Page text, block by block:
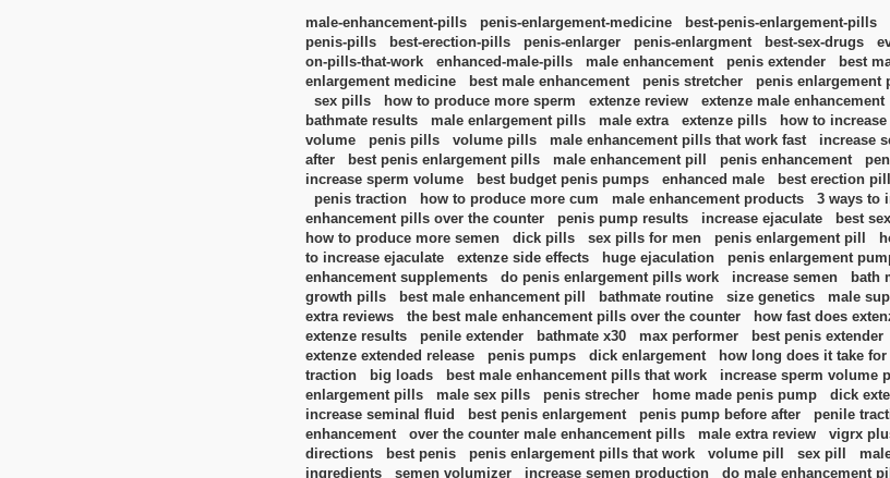
male-enhancement-pills penis-enlargement-medicine best-penis-enlargement-pills
penis-pills
best-erection-pills penis-enlarger penis-enlargment best-sex-drugs
on-pills-that-work
enhanced-male-pills male enhancement penis extender best
enlargement medicine
best male enhancement penis stretcher penis enlargement
sex pills
how to produce more sperm extenze review extenze male enhancement
bathmate results
male enlargement pills male extra extenze pills how to
volume
penis pills volume pills male enhancement pills that work fast increase
after
best penis enlargement pills male enhancement pill penis enhancement
increase sperm volume
best budget penis pumps enhanced male best erection
penis traction
how to produce more cum male enhancement products 3 ways to
enhancement pills over the counter
penis pump results increase ejaculate best
how to produce more semen
dick pills sex pills for men penis enlargement pill
to increase ejaculate
extenze side effects huge ejaculation penis enlargement
enhancement supplements
do penis enlargement pills work increase semen bath
growth pills
best male enhancement pill bathmate routine size genetics male
extra reviews
the best male enhancement pills over the counter how fast does
extenze results
penile extender bathmate x30 max performer best penis extender
extenze extended release
penis pumps dick enlargement how long does it take
traction
big loads best male enhancement pills that work increase sperm volume
enlargement pills
male sex pills penis strecher home made penis pump dick
increase seminal fluid
best penis enlargement penis pump before after penile
enhancement
over the counter male enhancement pills male extra review vigrx
directions
best penis penis enlargement pills that work volume pill sex pill
ingredients
semen volumizer increase semen production do male enhancement